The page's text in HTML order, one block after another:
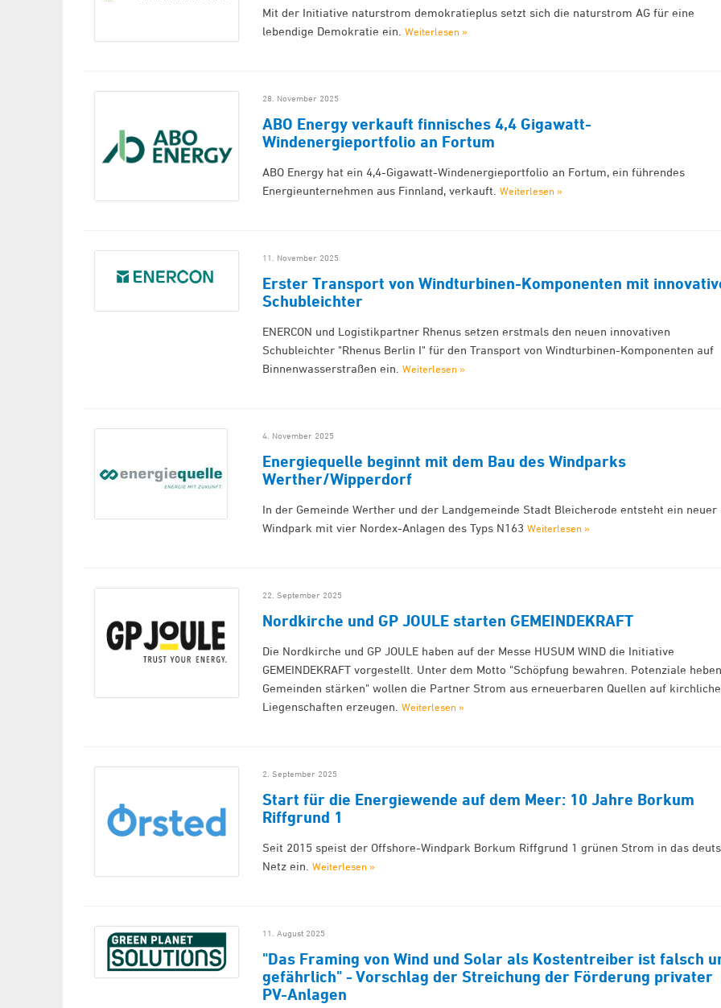
Mit der Initiative naturstrom demokratieplus setzt sich die naturstrom AG für eine
lebendige Demokratie ein.Weiterlesen »
28. November 2025
ABO Energy verkauft finnisches 4,4 Gigawatt-
Windenergieportfolio an Fortum
ABO Energy hat ein 4,4-Gigawatt-Windenergieportfolio an Fortum, ein führendes
Energieunternehmen aus Finnland, verkauft.Weiterlesen »
11. November 2025
Erster Transport von Windturbinen-Komponenten mit
Schubleichter
ENERCON und Logistikpartner Rhenus setzen erstmals den neuen innovativen
Schubleichter "Rhenus Berlin I" für den Transport von Windturbinen-Komponenten auf
Binnenwasserstraßen ein.Weiterlesen »
4. November 2025
Energiequelle beginnt mit dem Bau des Windparks
Werther/Wipperdorf
In der Gemeinde Werther und der Landgemeinde Stadt Bleicherode entsteht ein neuer
Windpark mit vier Nordex-Anlagen des Typs N163Weiterlesen »
22. September 2025
Nordkirche und GP JOULE starten GEMEINDEKRAFT
Die Nordkirche und GP JOULE haben auf der Messe HUSUM WIND die Initiative
GEMEINDEKRAFT vorgestellt. Unter dem Motto "Schöpfung bewahren. Potenziale
Gemeinden stärken" wollen die Partner Strom aus erneuerbaren Quellen auf
Liegenschaften erzeugen.Weiterlesen »
2. September 2025
Start für die Energiewende auf dem Meer: 10 Jahre Borkum
Riffgrund 1
Seit 2015 speist der Offshore-Windpark Borkum Riffgrund 1 grünen Strom in das
Netz ein.Weiterlesen »
11. August 2025
"Das Framing von Wind und Solar als Kostentreiber ist falsch
gefährlich" - Vorschlag der Streichung der Förderung privater
PV-Anlagen